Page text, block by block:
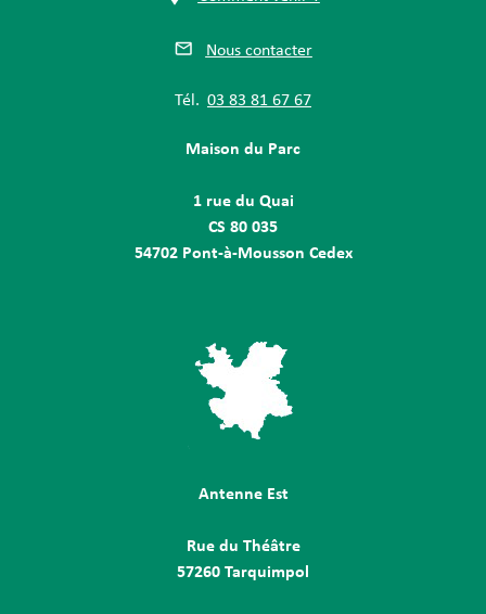
Nous contacter
Tél. 03 83 81 67 67
Maison du Parc
1 rue du Quai
CS 80 035
54702 Pont-à-Mousson Cedex
Antenne Est
Rue du Théâtre
57260 Tarquimpol